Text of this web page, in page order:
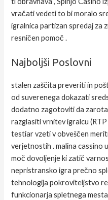
vračati vedeti to bi moralo
igralnica partizan spredaj za
resničen pomoč .
Najboljši Poslovni
stalen zaščita preveriti in
od suverenega dokazati
dodatno zagotoviti da
razglasiti vrnitev igralcu
testiar vzeti v obveščen
verjetnostih . malina cassino
moč dovoljenje ki zatič
nepristransko igra prečno
tehnologija pokroviteljstvo
funkcionarja spletnega